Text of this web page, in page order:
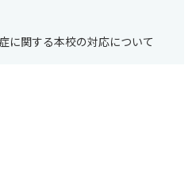
に関する本校の対応について